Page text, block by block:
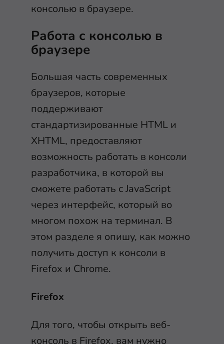
консолью в браузере.
Работа с консолью в
браузере
Большая часть современных
браузеров, которые
поддерживают
стандартизированные HTML и
XHTML, предоставляют
возможность работать в консоли
разработчика, в которой вы
сможете работать с JavaScript
через интерфейс, который во
многом похож на терминал. В
этом разделе я опишу, как можно
получить доступ к консоли в
Firefox и Chrome.
Firefox
Для того, чтобы открыть веб-
консоль в Firefox, вам нужно